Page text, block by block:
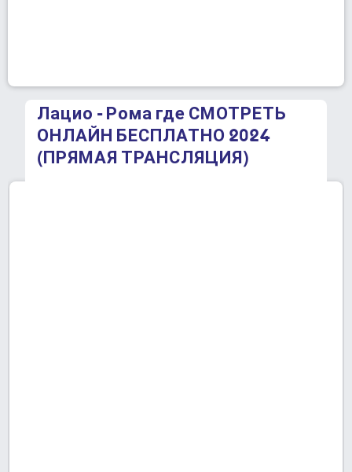
Лацио - Рома где СМОТРЕТЬ
ОНЛАЙН БЕСПЛАТНО 2024
(ПРЯМАЯ ТРАНСЛЯЦИЯ)